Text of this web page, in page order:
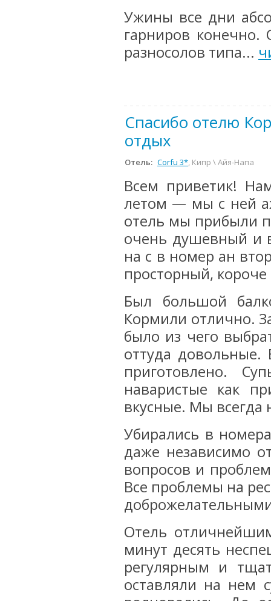
Ужины все дни
гарниров
разносолов типа...
Спасибо отелю
отдых
Отель: Corfu 3*, Кипр \ Айя-Напа
Всем приветик!
летом — мы с ней
отель мы прибыли
очень душевный и
на с в номер ан
просторный,
Был большой
Кормили отлично.
было из чего
оттуда
приготовлено.
наваристые как
вкусные. Мы всегда
Убирались в
даже независимо
вопросов и
Все проблемы на
Отель
минут десять
регулярным и
оставляли на нем